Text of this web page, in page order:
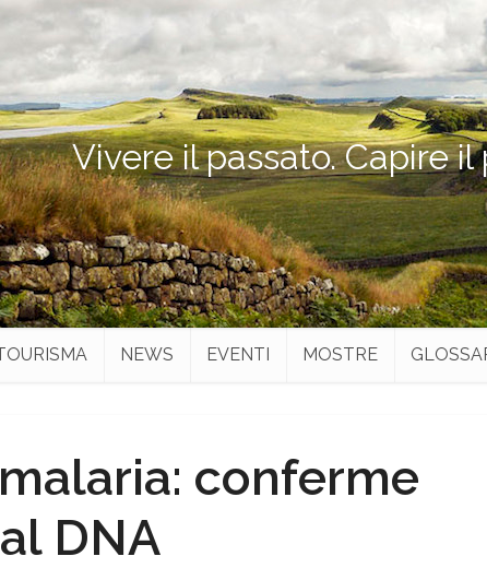
Vivere il passato. Capire il
NEWS EVENTI MOSTRE
conferme
DNA